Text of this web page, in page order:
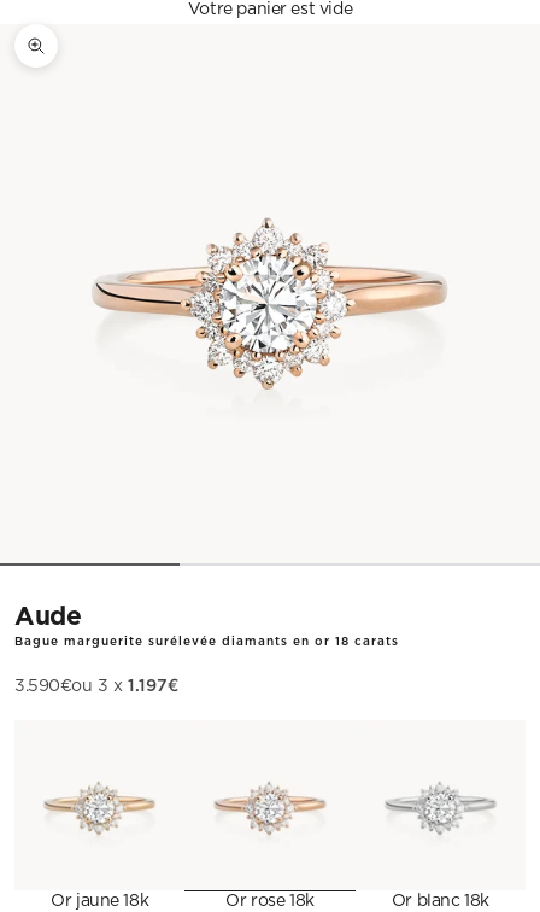
Votre panier est vide
Zoomer sur l'image
Aude
Bague marguerite surélevée diamants en or 18 carats
Prix de vente
3.590€ou 3 x1.197€
Or jaune 18k Or rose 18k Or blanc 18k